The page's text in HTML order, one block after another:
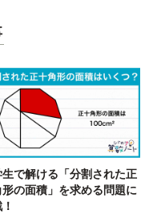
で解ける「分割された正
の面積」を求める問題に